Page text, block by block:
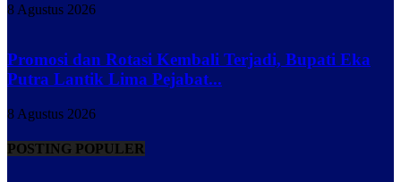
8 Agustus 2026
Promosi dan Rotasi Kembali Terjadi, Bupati Eka
Putra Lantik Lima Pejabat...
8 Agustus 2026
POSTING POPULER